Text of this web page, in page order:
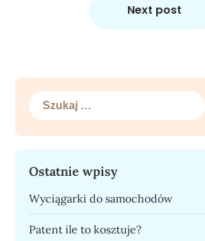
Next post
Szukaj:
Ostatnie wpisy
Wyciągarki do samochodów
Patent ile to kosztuje?